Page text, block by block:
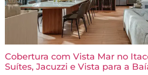
Cobertura com Vista Mar no
Suítes, Jacuzzi e Vista para a